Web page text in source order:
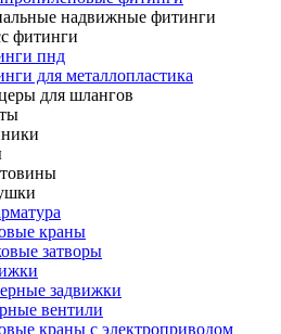
надвижные фитинги
фитинги
пнд
для металлопластика
для шлангов
краны
затворы
задвижки
вентили
краны с электроприводом